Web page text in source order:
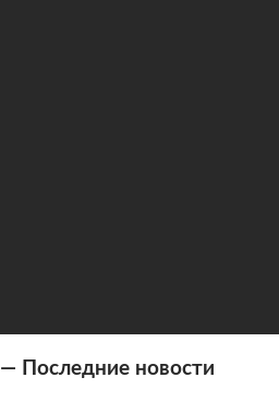
Последние новости